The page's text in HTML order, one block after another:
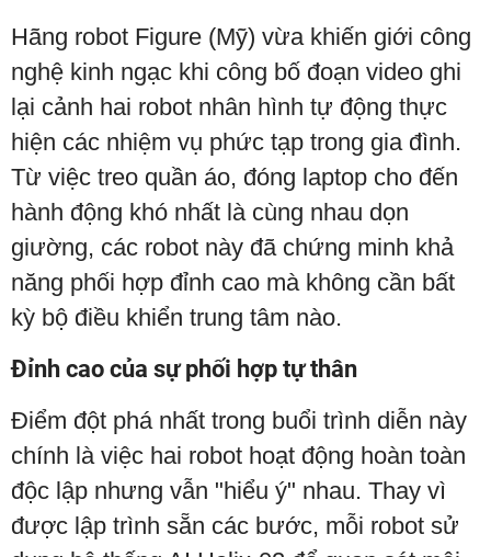
Hãng robot Figure (Mỹ) vừa khiến giới công
nghệ kinh ngạc khi công bố đoạn video ghi
lại cảnh hai robot nhân hình tự động thực
hiện các nhiệm vụ phức tạp trong gia đình.
Từ việc treo quần áo, đóng laptop cho đến
hành động khó nhất là cùng nhau dọn
giường, các robot này đã chứng minh khả
năng phối hợp đỉnh cao mà không cần bất
kỳ bộ điều khiển trung tâm nào.
Đỉnh cao của sự phối hợp tự thân
Điểm đột phá nhất trong buổi trình diễn này
chính là việc hai robot hoạt động hoàn toàn
độc lập nhưng vẫn "hiểu ý" nhau. Thay vì
được lập trình sẵn các bước, mỗi robot sử